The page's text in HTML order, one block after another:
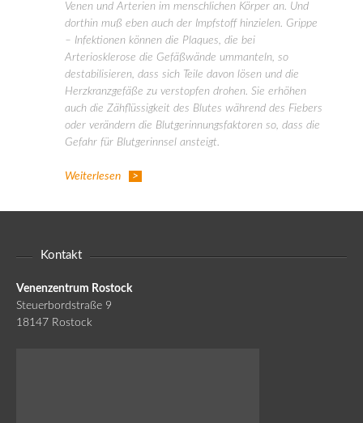
Venen und Arterien im menschlichen Körper an. Und
dorthin muß eben auch der Impfstoff hinzielen. Grippe
– Infektionen können die Plaques, die bei
Arteriosklerose die Gefäßwände ummanteln, so
destabilisieren, dass sich Teile davon lösen und die
Herzkranzgefäße zu verstopfen drohen. Sie erhöhen
auch die Zähflüssigkeit des Blutes während des Fiebers
oder verändern die Blutgerinnungsfaktoren so, dass die
Gefahr für Blutgerinnsel ansteigt.
Weiterlesen
Kontakt
Venenzentrum Rostock
Steuerbordstraße 9
18147 Rostock